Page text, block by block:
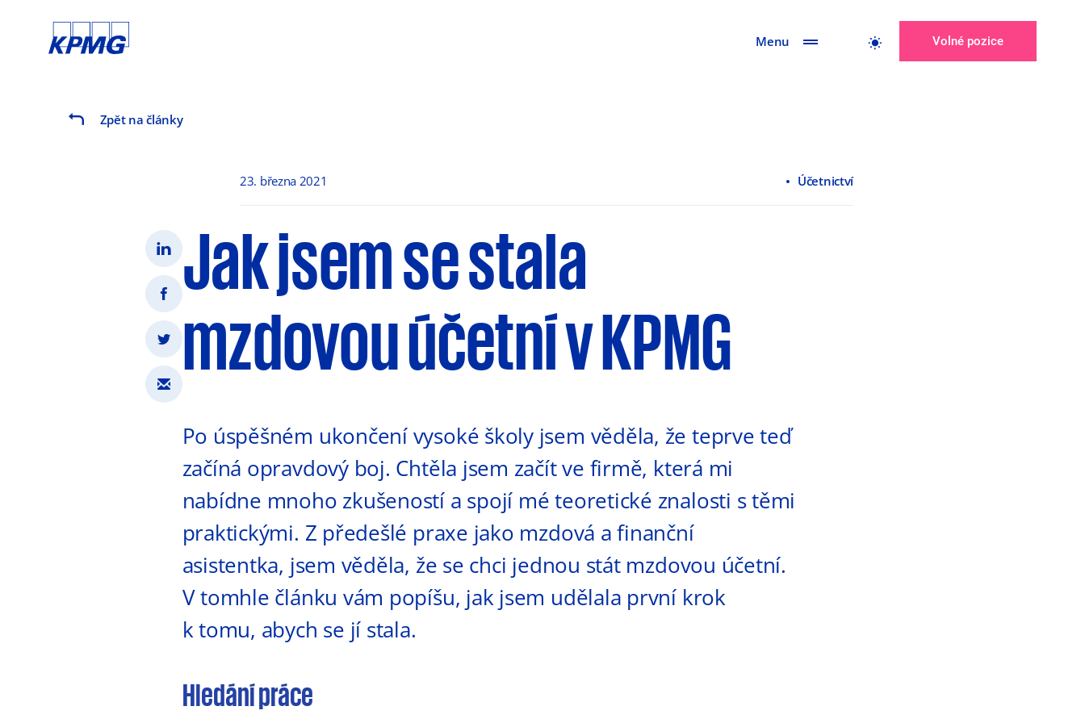
Menu Volné pozice
Zpět na články
23. března 2021 Účetnictví
Jak jsem se stala
mzdovou účetní v KPMG
Po úspěšném ukončení vysoké školy jsem věděla, že teprve teď
začíná opravdový boj. Chtěla jsem začít ve firmě, která mi
nabídne mnoho zkušeností a spojí mé teoretické znalosti s těmi
praktickými. Z předešlé praxe jako mzdová a finanční
asistentka, jsem věděla, že se chci jednou stát mzdovou účetní.
V tomhle článku vám popíšu, jak jsem udělala první krok
k tomu, abych se jí stala.
Hledání práce